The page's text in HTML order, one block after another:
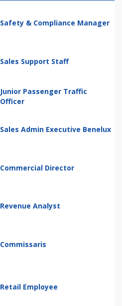
Safety & Compliance Manager
Sales Support Staff
Junior Passenger Traffic
Officer
Sales Admin Executive Benelux
Commercial Director
Revenue Analyst
Commissaris
Retail Employee